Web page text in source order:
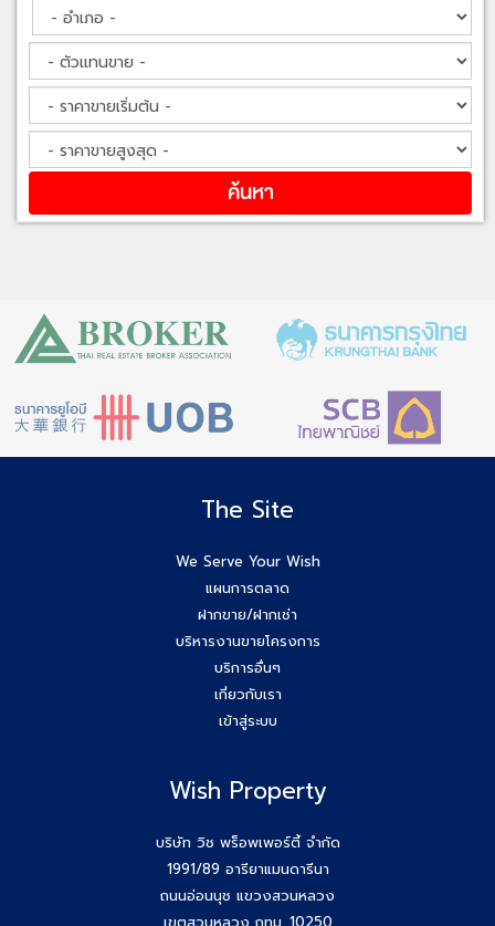
The Site
We Serve Your Wish
แผนการตลาด
ฝากขาย/ฝากเช่า
บริหารงานขายโครงการ
บริการอื่นๆ
เกี่ยวกับเรา
เข้าสู่ระบบ
Wish Property
บริษัท วิช พร็อพเพอร์ตี้ จำกัด
1991/89 อารียาแมนดารีนา
ถนนอ่อนนุช แขวงสวนหลวง
เขตสวนหลวง กทม. 10250